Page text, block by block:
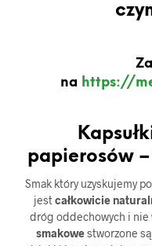
na https://
papierosów
Smak który uzyskujemy
jestcałkowicie
dróg oddechowych i nie
smakowestworzone